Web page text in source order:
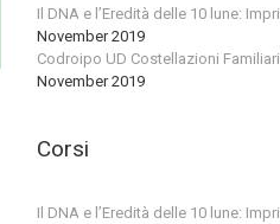
Il DNA e l’Eredità delle 10 lune:
November 2019
Codroipo UD Costellazioni
November 2019
Corsi
Il DNA e l’Eredità delle 10 lune: